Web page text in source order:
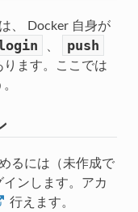
、 Docker 自身が
push
ます。ここでは
るには（未作成で
ンします。アカ
行えます。